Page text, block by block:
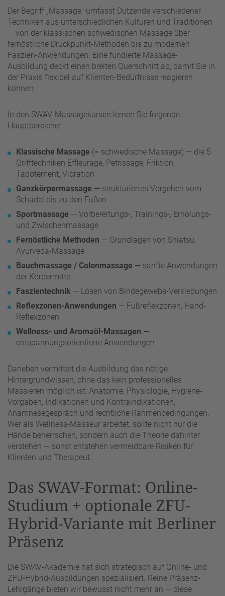
Der Begriff „Massage" umfasst Dutzende verschiedener
Techniken aus unterschiedlichen Kulturen und Traditionen
— von der klassischen schwedischen Massage über
fernöstliche Druckpunkt-Methoden bis zu modernen
Faszien-Anwendungen. Eine fundierte Massage-
Ausbildung deckt einen breiten Querschnitt ab, damit Sie in
der Praxis flexibel auf Klienten-Bedürfnisse reagieren
können.
In den SWAV-Massagekursen lernen Sie folgende
Hauptbereiche:
Klassische Massage (= schwedische Massage) — die 5
Grifftechniken Effleurage, Petrissage, Friktion,
Tapotement, Vibration
Ganzkörpermassage — strukturiertes Vorgehen vom
Schädel bis zu den Füßen
Sportmassage — Vorbereitungs-, Trainings-, Erholungs-
und Zwischenmassage
Fernöstliche Methoden — Grundlagen von Shiatsu,
Ayurveda-Massage
Bauchmassage / Colonmassage — sanfte Anwendungen
der Körpermitte
Faszientechnik — Lösen von Bindegewebs-Verklebungen
Reflexzonen-Anwendungen — Fußreflexzonen, Hand-
Reflexzonen
Wellness- und Aromaöl-Massagen —
entspannungsorientierte Anwendungen
Daneben vermittelt die Ausbildung das nötige
Hintergrundwissen, ohne das kein professionelles
Massieren möglich ist: Anatomie, Physiologie, Hygiene-
Vorgaben, Indikationen und Kontraindikationen,
Anamnesegespräch und rechtliche Rahmenbedingungen.
Wer als Wellness-Masseur arbeitet, sollte nicht nur die
Hände beherrschen, sondern auch die Theorie dahinter
verstehen — sonst entstehen vermeidbare Risiken für
Klienten und Therapeut.
Das SWAV-Format: Online-
Studium + optionale ZFU-
Hybrid-Variante mit Berliner
Präsenz
Die SWAV-Akademie hat sich strategisch auf Online- und
ZFU-Hybrid-Ausbildungen spezialisiert. Reine Präsenz-
Lehrgänge bieten wir bewusst nicht mehr an — diese